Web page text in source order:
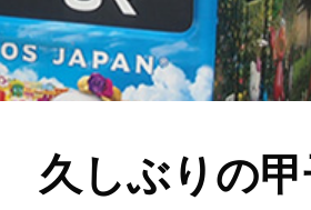
久しぶりの